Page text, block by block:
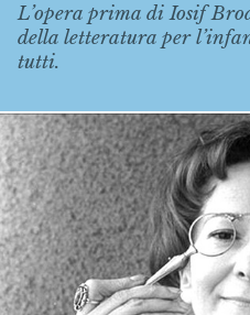
L’opera prima di Iosif
della letteratura per
tutti.